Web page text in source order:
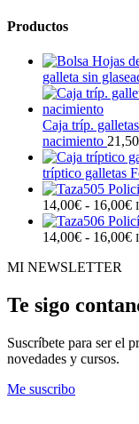
Productos
galleta sin
Caja tríp.
nacimiento 21,50
tríptico galletas
14,00€ - 16,00€
14,00€ - 16,00€
MI NEWSLETTER
Te sigo
Suscríbete para ser el
novedades y cursos.
Me suscribo